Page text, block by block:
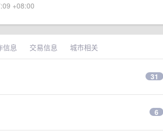
+08:00
信息 交易信息 城市相关
31
6